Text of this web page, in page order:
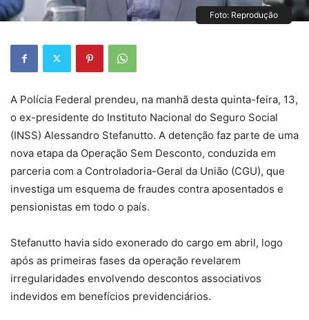
Foto: Reprodução
A Polícia Federal prendeu, na manhã desta quinta-feira, 13,
o ex-presidente do Instituto Nacional do Seguro Social
(INSS) Alessandro Stefanutto. A detenção faz parte de uma
nova etapa da Operação Sem Desconto, conduzida em
parceria com a Controladoria-Geral da União (CGU), que
investiga um esquema de fraudes contra aposentados e
pensionistas em todo o país.
Stefanutto havia sido exonerado do cargo em abril, logo
após as primeiras fases da operação revelarem
irregularidades envolvendo descontos associativos
indevidos em benefícios previdenciários.